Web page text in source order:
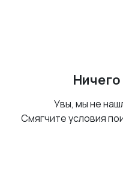
Увы, мы не
Смягчите условия